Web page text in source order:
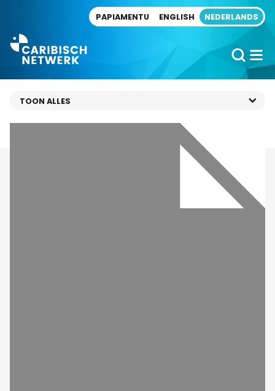
PAPIAMENTU ENGLISH NEDERLANDS